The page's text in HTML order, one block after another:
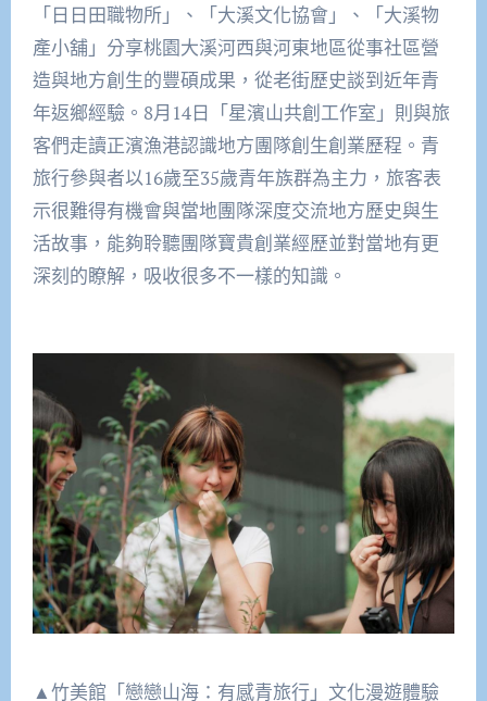
「日日田職物所」、「大溪文化協會」、「大溪物
產小舖」分享桃園大溪河西與河東地區從事社區營
造與地方創生的豐碩成果，從老街歷史談到近年青
年返鄉經驗。8月14日「星濱山共創工作室」則與旅
客們走讀正濱漁港認識地方團隊創生創業歷程。青
旅行參與者以16歲至35歲青年族群為主力，旅客表
示很難得有機會與當地團隊深度交流地方歷史與生
活故事，能夠聆聽團隊寶貴創業經歷並對當地有更
深刻的瞭解，吸收很多不一樣的知識。
▲竹美館「戀戀山海：有感青旅行」文化漫遊體驗